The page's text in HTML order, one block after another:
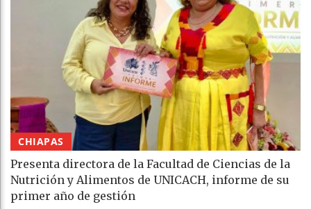
CHIAPAS
Presenta directora de la Facultad de Ciencias de la
Nutrición y Alimentos de UNICACH, informe de su
primer año de gestión